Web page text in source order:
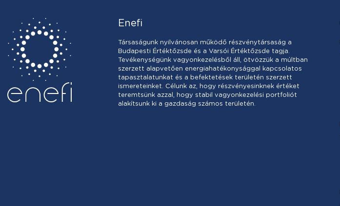
Enefi
Társaságunk nyilvánosan működő részvénytársaság a
Budapesti Értéktőzsde és a Varsói Értéktőzsde tagja.
Tevékenységünk vagyonkezelésből áll, ötvözzük a múltban
szerzett alapvetően energiahatékonysággal kapcsolatos
tapasztalatunkat és a befektetések területén szerzett
ismereteinket. Célunk az, hogy részvényesinknek értéket
teremtsünk azzal, hogy stabil vagyonkezelési portfoliót
alakítsunk ki a gazdaság számos területén.